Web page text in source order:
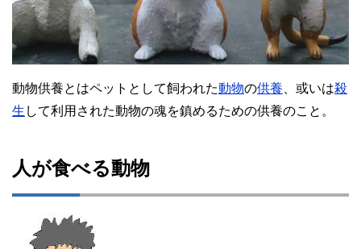
動物供養とはペットとして飼われた動物の供養 、或いは殺
生 して利用された動物の魂を鎮めるための供養のこと。
人が食べる動物